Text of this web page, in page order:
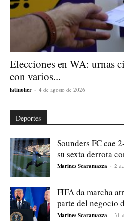
Elecciones en WA: urnas
con varios...
latinoher - 4 de agosto de 2026
Deportes
Sounders FC cae
su sexta derrota
Marines Scaramazza - 2
FIFA da marcha
parte del negocio
Marines Scaramazza - 31